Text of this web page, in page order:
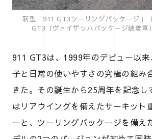
新型「911 GT3ツーリングパッケージ」
GT3（ヴァイザッハパッケージ装着車
911 GT3は、1999年のデビュー以
子と日常の使いやすさの究極の組み
きた。その誕生から25周年を記念
はリアウイングを備えたサーキット
ーと、ツーリングパッケージを備え